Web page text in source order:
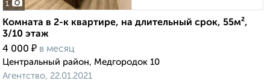
1
Комната в 2-к квартире, на длительный срок, 55м²,
3/10 этаж
4 000 ₽ в месяц
Центральный район, Медгородок 10
Агентство, 22.01.2021